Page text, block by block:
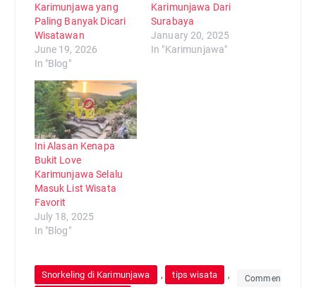
Karimunjawa yang
Paling Banyak Dicari
Wisatawan
June 19, 2026
In "Blog"
Karimunjawa Dari
Surabaya
January 20, 2025
In "Karimunjawa"
Ini Alasan Kenapa
Bukit Love
Karimunjawa Selalu
Masuk List Wisata
Favorit
July 18, 2025
In "Blog"
Snorkeling di Karimunjawa , tips wisata ,
Commen